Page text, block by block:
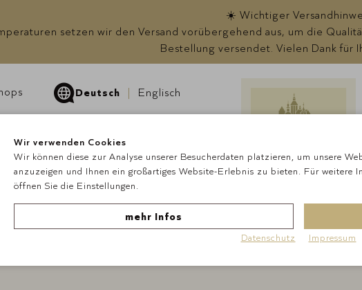
☀️ Wichtiger
setzen wir den Versand vorübergehend aus, um die
Bestellung versendet. Vielen Dank für
Deutsch Englisch
& Geschenke Angebote
Wir verwenden Cookies
Wir können diese zur Analyse unserer Besucherdaten platzieren, um unsere
anzuzeigen und Ihnen ein großartiges Website-Erlebnis zu bieten. Für weitere
öffnen Sie die Einstellungen.
mehr Infos
Datenschutz Impressum